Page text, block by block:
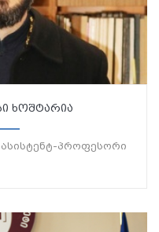
ხოშტარია
პროფესორი